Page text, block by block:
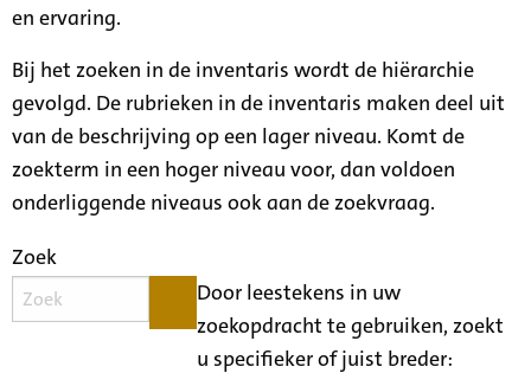
en ervaring.
Bij het zoeken in de inventaris wordt de hiërarchie
gevolgd. De rubrieken in de inventaris maken deel uit
van de beschrijving op een lager niveau. Komt de
zoekterm in een hoger niveau voor, dan voldoen
onderliggende niveaus ook aan de zoekvraag.
Zoek
Door leestekens in uw
zoekopdracht te gebruiken, zoekt
u specifieker of juist breder: